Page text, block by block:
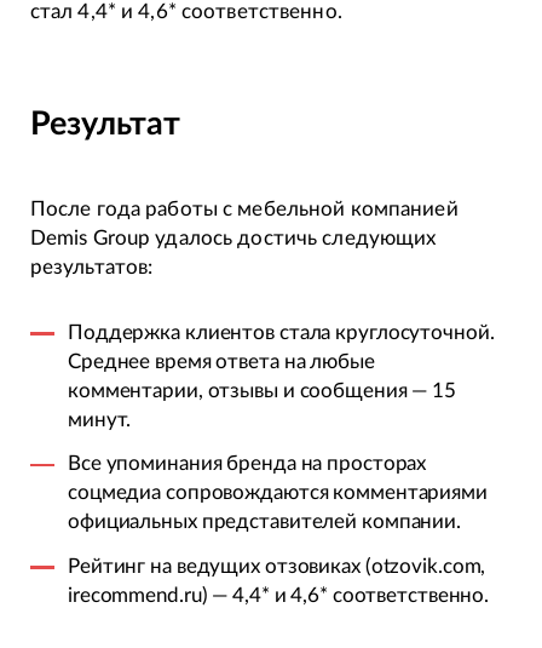
стал 4,4* и 4,6* соответственно.
Результат
После года работы с мебельной компанией
Demis Group удалось достичь следующих
результатов:
Поддержка клиентов стала круглосуточной.
Среднее время ответа на любые
комментарии, отзывы и сообщения — 15
минут.
Все упоминания бренда на просторах
соцмедиа сопровождаются комментариями
официальных представителей компании.
Рейтинг на ведущих отзовиках (otzovik.com,
irecommend.ru) — 4,4* и 4,6* соответственно.